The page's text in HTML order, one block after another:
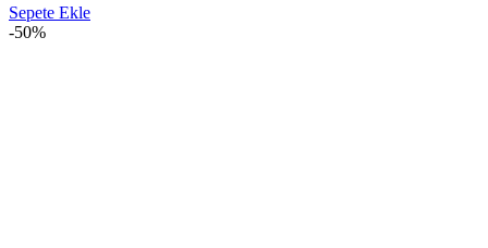
Sepete Ekle
-50%